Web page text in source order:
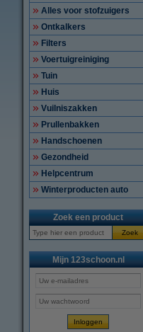
Alles voor stofzuigers
Ontkalkers
Filters
Voertuigreiniging
Tuin
Huis
Vuilniszakken
Prullenbakken
Handschoenen
Gezondheid
Helpcentrum
Winterproducten auto
Zoek een product
Zoek
Mijn 123schoon.nl